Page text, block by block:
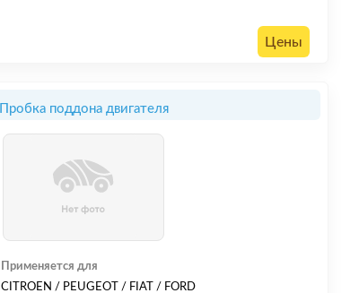
Цены
Пробка поддона двигателя
Применяется для
CITROEN / PEUGEOT / FIAT / FORD